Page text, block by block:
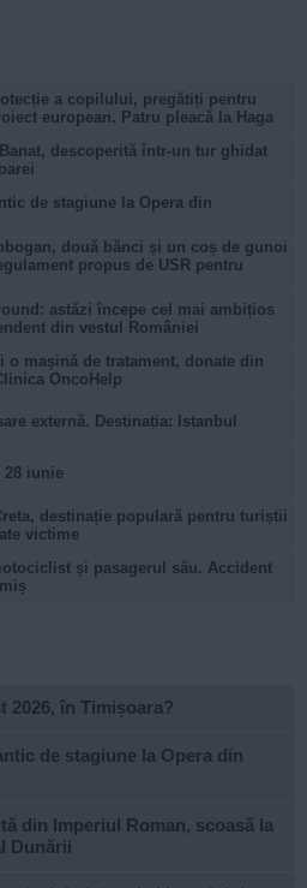
a copilului, pregătiți pentru
european. Patru pleacă la Haga
descoperită într-un tur ghidat
de stagiune la Opera din
două bănci și un coș de gunoi
propus de USR pentru
astăzi începe cel mai ambițios
din vestul României
o mașină de tratament, donate din
OncoHelp
externă. Destinația: Istanbul
28 iunie
destinație populară pentru turiștii
victime
și pasagerul său. Accident
2026, în Timișoara?
de stagiune la Opera din
din Imperiul Roman, scoasă la
Dunării